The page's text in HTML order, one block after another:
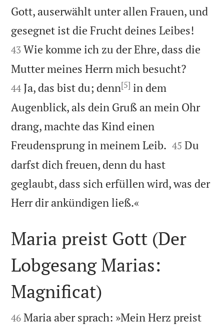
Gott, auserwählt unter allen Frauen, und
gesegnet ist die Frucht deines Leibes!
43 Wie komme ich zu der Ehre, dass die
Mutter meines Herrn mich besucht?
44 Ja, das bist du; denn[5] in dem
Augenblick, als dein Gruß an mein Ohr
drang, machte das Kind einen
Freudensprung in meinem Leib. 

45 Du
darfst dich freuen, denn du hast
geglaubt, dass sich erfüllen wird, was der
Herr dir ankündigen ließ.«

Maria preist Gott (Der
Lobgesang Marias:
Magnificat)

46 Maria aber sprach: »Mein Herz preist